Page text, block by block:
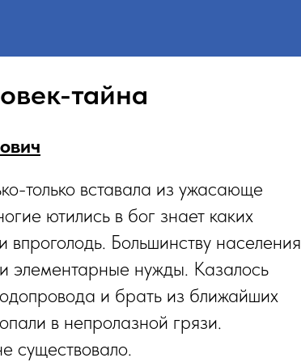
тайна
только вставала из ужасающе
ютились в бог знает каких
впроголодь. Большинству населения
элементарные нужды. Казалось
и брать из ближайших
в непролазной грязи.
существовало.